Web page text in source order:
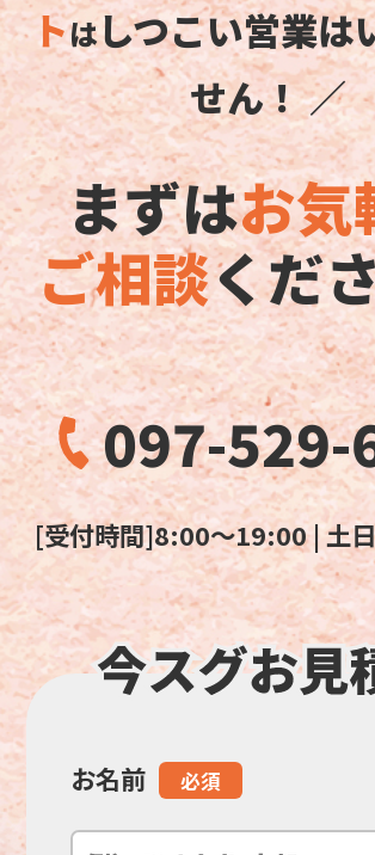
トはしつこい営業は
せん！ ／
まずはお気
ご相談くだ
097-529-
[受付時間]8:00～19:00 | 土
こ
の
お名前 必須